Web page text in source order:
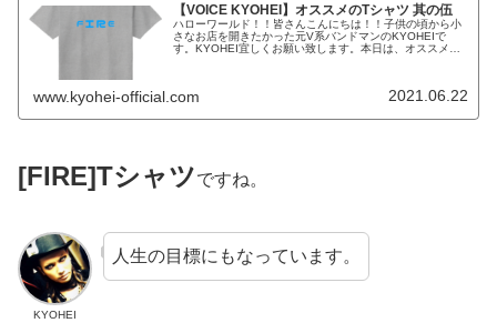
【VOICE KYOHEI】オススメのTシャツ 其の伍
ハローワールド！！皆さんこんにちは！！子供の頃から小
さなお店を開きたかった元V系バンドマンのKYOHEIで
す。KYOHEI宜しくお願い致します。本日は、オススメのT
www.kyohei-official.com 2021.06.22
[FIRE]Tシャツですね。
KYOHEI
人生の目標にもなっています。